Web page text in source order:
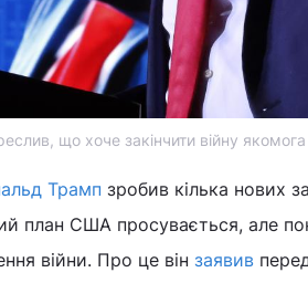
що хоче закінчити війну
Трамп зробив кілька нових
план США просувається, але
війни. Про це він заявив